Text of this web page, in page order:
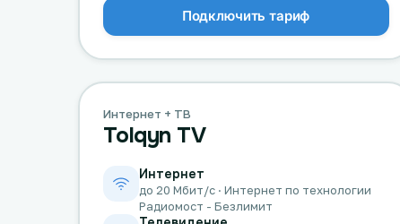
Подключить тариф
Интернет + ТВ
Tolqyn TV
Интернет
до 20 Мбит/с · Интернет по технологии
Радиомост - Безлимит